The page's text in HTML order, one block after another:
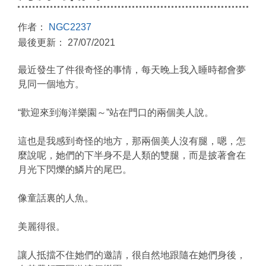
作者：
NGC2237
最後更新： 27/07/2021
最近發生了件很奇怪的事情，每天晚上我入睡時都會夢
見同一個地方。
“歡迎來到海洋樂園～”站在門口的兩個美人說。
這也是我感到奇怪的地方，那兩個美人沒有腿，嗯，怎
麼說呢，她們的下半身不是人類的雙腿，而是披著會在
月光下閃爍的鱗片的尾巴。
像童話裏的人魚。
美麗得很。
讓人抵擋不住她們的邀請，很自然地跟隨在她們身後，